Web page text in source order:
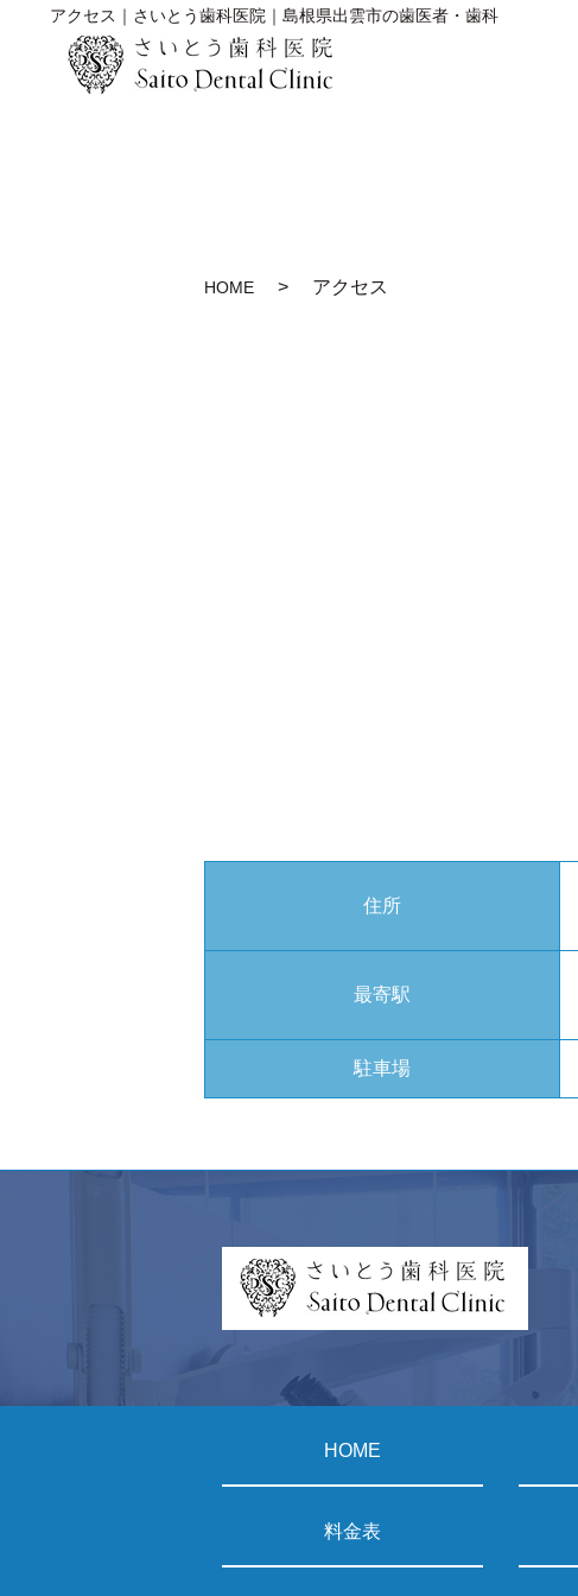
アクセス｜さいとう歯科医院｜島根県出雲市の歯医者・歯科
HOME アクセス
住所
最寄駅
駐車場
HOME
料金表